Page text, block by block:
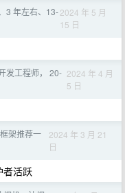
3 年左右、13-2024 年 5 月
15 日
发工程师， 20- 2024 年 4 月
5 日
架推荐一
2024 年 3 月 21
日
者活跃